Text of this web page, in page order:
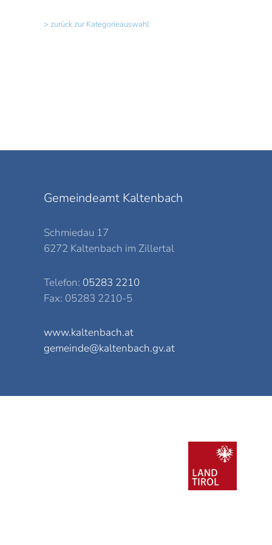
> zurück zur Kategorieauswahl
Gemeindeamt Kaltenbach
Schmiedau 17
6272 Kaltenbach im Zillertal
Telefon: 05283 2210
Fax: 05283 2210-5
www.kaltenbach.at
gemeinde@kaltenbach.gv.at